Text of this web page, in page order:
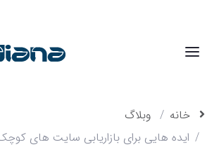
خانه
وبلاگ
ایده هایی برای بازاریابی سایت های